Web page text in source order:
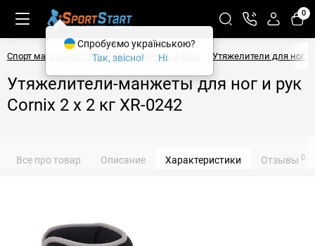
0
Спорт магазин SPORTSTART Фитнес и йога Утяжелители для ног и
Утяжелители-манжеты для ног и рук
Cornix 2 x 2 кг XR-0242
Все про товар Описание Характеристики Отзывы 0
Спробуємо українською?
Так, звісно!
Ні